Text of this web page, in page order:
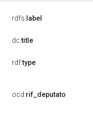
rdfs: label
dc:title
rdf:type
ocd:rif_deputato